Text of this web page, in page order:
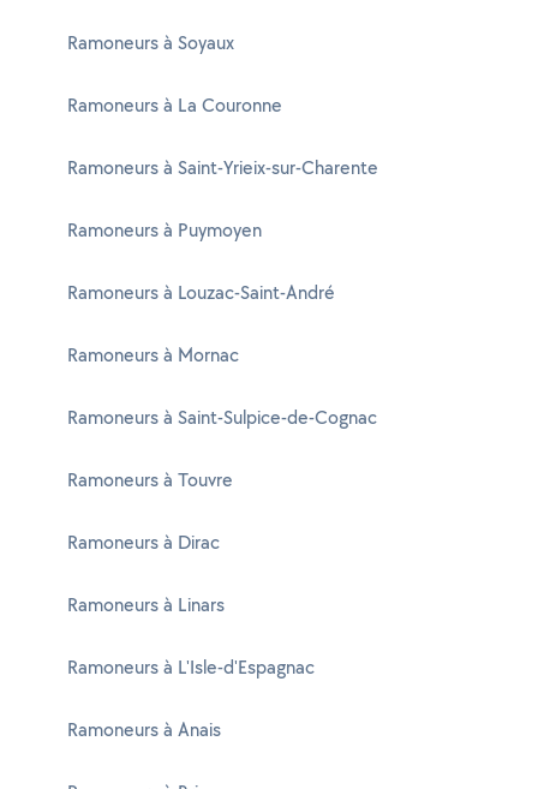
Ramoneurs à Soyaux
Ramoneurs à La Couronne
Ramoneurs à Saint-Yrieix-sur-Charente
Ramoneurs à Puymoyen
Ramoneurs à Louzac-Saint-André
Ramoneurs à Mornac
Ramoneurs à Saint-Sulpice-de-Cognac
Ramoneurs à Touvre
Ramoneurs à Dirac
Ramoneurs à Linars
Ramoneurs à L'Isle-d'Espagnac
Ramoneurs à Anais